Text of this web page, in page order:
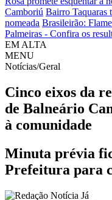
Camboriú Bairro Taquaras
nomeada Brasileirão:
Palmeiras - Confira os
EM ALTA
MENU
Notícias/Geral
Cinco eixos da
de Balneário
à comunidade
Minuta prévia
Prefeitura para